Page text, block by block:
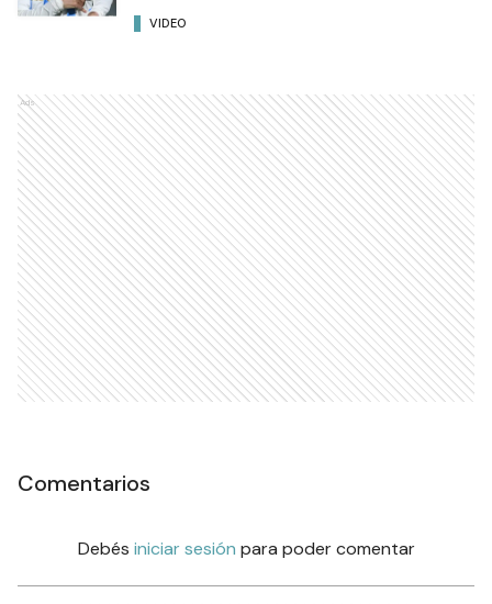
VIDEO
Ads
Comentarios
Debés iniciar sesión para poder comentar